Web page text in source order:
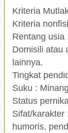
Kriteria
Kriteria
Rentang usia
Domisili atau
lainnya.
Tingkat
Suku :
Status
Sifat/karakter
humoris,